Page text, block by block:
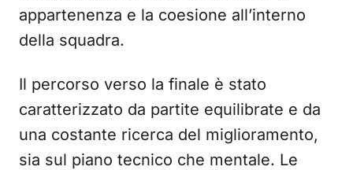
appartenenza e la coesione all’interno
della squadra.
Il percorso verso la finale è stato
caratterizzato da partite equilibrate e da
una costante ricerca del miglioramento,
sia sul piano tecnico che mentale. Le